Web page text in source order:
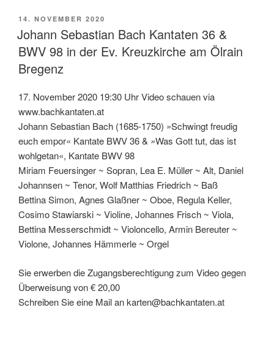
VERÖFFENTLICHT
AM
14. NOVEMBER 2020
Johann Sebastian Bach Kantaten 36 &
BWV 98 in der Ev. Kreuzkirche am Ölrain
Bregenz
17. November 2020 19:30 Uhr Video schauen via
www.bachkantaten.at
Johann Sebastian Bach (1685-1750) »Schwingt freudig
euch empor« Kantate BWV 36 & »Was Gott tut, das ist
wohlgetan«, Kantate BWV 98
Miriam Feuersinger ~ Sopran, Lea E. Müller ~ Alt, Daniel
Johannsen ~ Tenor, Wolf Matthias Friedrich ~ Baß
Bettina Simon, Agnes Glaßner ~ Oboe, Regula Keller,
Cosimo Stawiarski ~ Violine, Johannes Frisch ~ Viola,
Bettina Messerschmidt ~ Violoncello, Armin Bereuter ~
Violone, Johannes Hämmerle ~ Orgel
Sie erwerben die Zugangsberechtigung zum Video gegen
Überweisung von € 20,00
Schreiben Sie eine Mail an karten@bachkantaten.at